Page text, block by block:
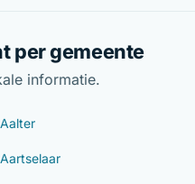
per gemeente
informatie.
Aalter
Aartselaar